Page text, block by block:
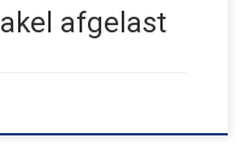
afgelast